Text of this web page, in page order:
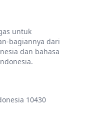
untuk
bagiannya dari
dan bahasa
10430